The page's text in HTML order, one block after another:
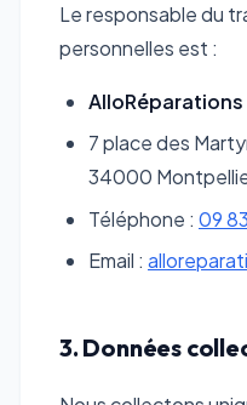
Le responsable du
personnelles est :
AlloRéparations
7 place des
34000
Téléphone : 09
Email :
3. Données